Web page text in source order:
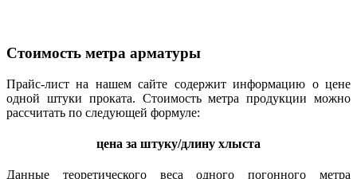
Стоимость метра арматуры
Прайс-лист на нашем сайте содержит информацию о цене
одной штуки проката. Стоимость метра продукции можно
рассчитать по следующей формуле:
цена за штуку/длину хлыста
Данные теоретического веса одного погонного метра